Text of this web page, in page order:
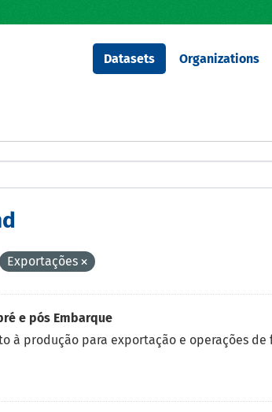
Datasets Organizations
Exportações
e pós Embarque
à produção para exportação e operações